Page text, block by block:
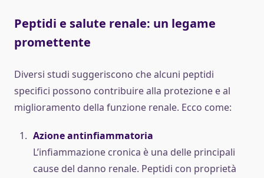
Peptidi e salute renale: un legame
promettente
Diversi studi suggeriscono che alcuni peptidi
specifici possono contribuire alla protezione e al
miglioramento della funzione renale. Ecco come:
Azione antinfiammatoria
L’infiammazione cronica è una delle principali
cause del danno renale. Peptidi con proprietà